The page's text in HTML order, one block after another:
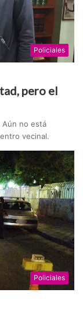
Policiales
pero el
Aún no está
vecinal.
Policiales